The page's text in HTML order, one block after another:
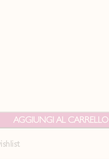
AGGIUNGI AL CARRELLO